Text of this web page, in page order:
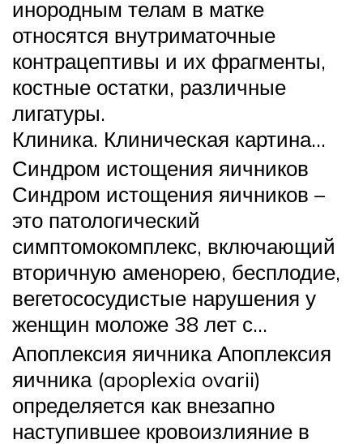
инородным телам в матке
относятся внутриматочные
контрацептивы и их фрагменты,
костные остатки, различные
лигатуры.
Клиника. Клиническая картина…
Синдром истощения яичников
Синдром истощения яичников –
это патологический
симптомокомплекс, включающий
вторичную аменорею, бесплодие,
вегетососудистые нарушения у
женщин моложе 38 лет с…
Апоплексия яичника Апоплексия
яичника (apoplexia ovarii)
определяется как внезапно
наступившее кровоизлияние в